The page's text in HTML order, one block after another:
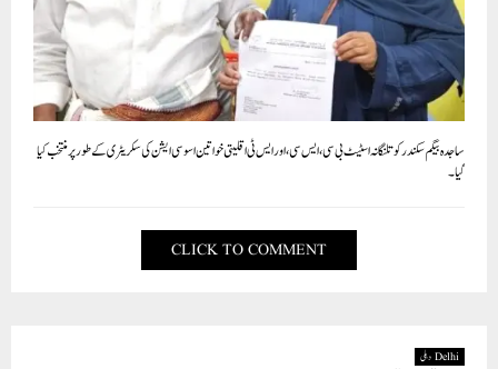
ساجدہ بیگم سکندر کو تلنگانہ اسٹیٹ بی سی، ایس سی، اور ایس ٹی اقلیتی خواتین اسوسی ایشن کی سکریٹری کے طور پر منتخب کیا
گیا۔
CLICK TO COMMENT
Delhi دہلی